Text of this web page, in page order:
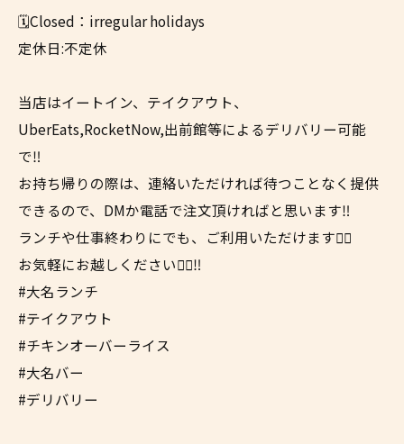
🗓️Closed：irregular holidays
定休日:不定休
当店はイートイン、テイクアウト、
UberEats,RocketNow,出前館等によるデリバリー可能
で‼️
お持ち帰りの際は、連絡いただければ待つことなく提供
できるので、DMか電話で注文頂ければと思います‼︎
ランチや仕事終わりにでも、ご利用いただけます✌🏼
お気軽にお越しください🖐🏼‼️
#大名ランチ
#テイクアウト
#チキンオーバーライス
#大名バー
#デリバリー